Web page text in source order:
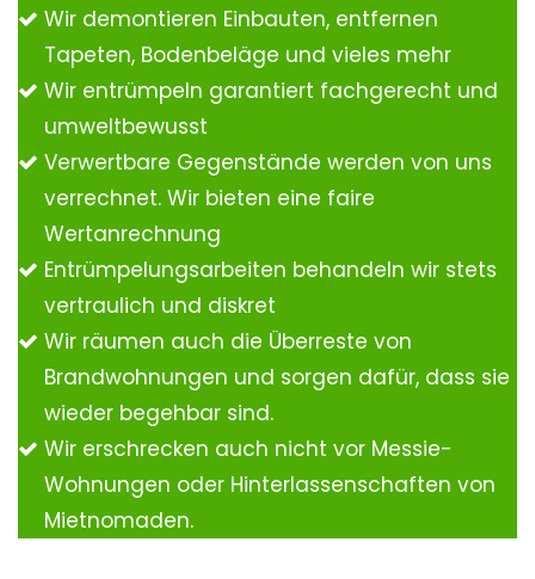
Wir demontieren Einbauten, entfernen
Tapeten, Bodenbeläge und vieles mehr
Wir entrümpeln garantiert fachgerecht und
umweltbewusst
Verwertbare Gegenstände werden von uns
verrechnet. Wir bieten eine faire
Wertanrechnung
Entrümpelungsarbeiten behandeln wir stets
vertraulich und diskret
Wir räumen auch die Überreste von
Brandwohnungen und sorgen dafür, dass sie
wieder begehbar sind.
Wir erschrecken auch nicht vor Messie-
Wohnungen oder Hinterlassenschaften von
Mietnomaden.